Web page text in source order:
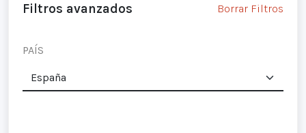
Filtros avanzados Borrar Filtros
PAÍS